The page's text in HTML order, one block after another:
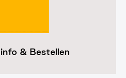
info & Bestellen